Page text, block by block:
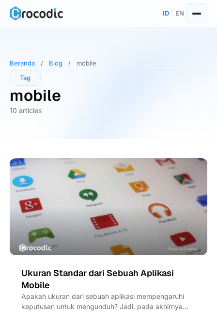
Skip
ID EN
Beranda / Blog /
mobile
Tag
mobile
10 articles
Ukuran Standar dari Sebuah Aplikasi
Mobile
Apakah ukuran dari sebuah aplikasi mempengaruhi
keputusan untuk mengunduh? Jadi, pada akhirnya